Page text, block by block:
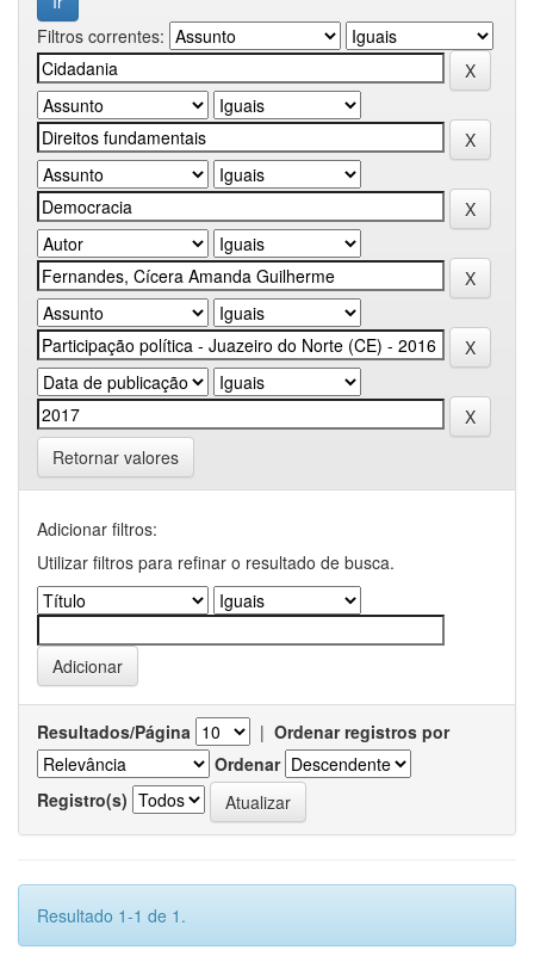
Filtros correntes:
Retornar valores
Adicionar filtros:
Utilizar filtros para refinar o resultado de busca.
Resultados/Página | Ordenar registros por
Ordenar
Registro(s)
Resultado 1-1 de 1.